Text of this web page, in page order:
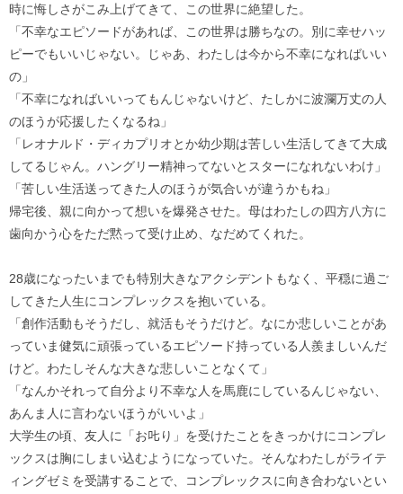
時に悔しさがこみ上げてきて、この世界に絶望した。
「不幸なエピソードがあれば、この世界は勝ちなの。別に幸せハッ
ピーでもいいじゃない。じゃあ、わたしは今から不幸になればいい
の」
「不幸になればいいってもんじゃないけど、たしかに波瀾万丈の人
のほうが応援したくなるね」
「レオナルド・ディカプリオとか幼少期は苦しい生活してきて大成
してるじゃん。ハングリー精神ってないとスターになれないわけ」
「苦しい生活送ってきた人のほうが気合いが違うかもね」
帰宅後、親に向かって想いを爆発させた。母はわたしの四方八方に
歯向かう心をただ黙って受け止め、なだめてくれた。
28歳になったいまでも特別大きなアクシデントもなく、平穏に過ご
してきた人生にコンプレックスを抱いている。
「創作活動もそうだし、就活もそうだけど。なにか悲しいことがあ
っていま健気に頑張っているエピソード持っている人羨ましいんだ
けど。わたしそんな大きな悲しいことなくて」
「なんかそれって自分より不幸な人を馬鹿にしているんじゃない、
あんま人に言わないほうがいいよ」
大学生の頃、友人に「お𠮟り」を受けたことをきっかけにコンプレ
ックスは胸にしまい込むようになっていた。そんなわたしがライテ
ィングゼミを受講することで、コンプレックスに向き合わないとい